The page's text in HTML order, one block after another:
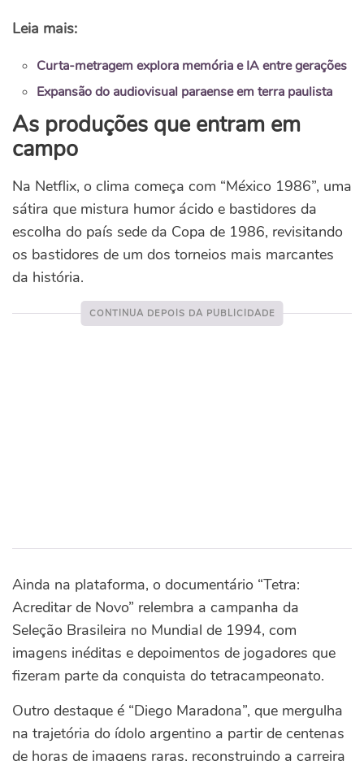
Leia mais:
Curta-metragem explora memória e IA entre gerações
Expansão do audiovisual paraense em terra paulista
As produções que entram em
campo
Na Netflix, o clima começa com “México 1986”, uma
sátira que mistura humor ácido e bastidores da
escolha do país sede da Copa de 1986, revisitando
os bastidores de um dos torneios mais marcantes
da história.
Ainda na plataforma, o documentário “Tetra:
Acreditar de Novo” relembra a campanha da
Seleção Brasileira no Mundial de 1994, com
imagens inéditas e depoimentos de jogadores que
fizeram parte da conquista do tetracampeonato.
Outro destaque é “Diego Maradona”, que mergulha
na trajetória do ídolo argentino a partir de centenas
de horas de imagens raras, reconstruindo a carreira